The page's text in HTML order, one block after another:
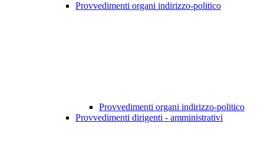
Provvedimenti organi indirizzo-politico
Provvedimenti organi indirizzo-politico
Provvedimenti dirigenti - amministrativi